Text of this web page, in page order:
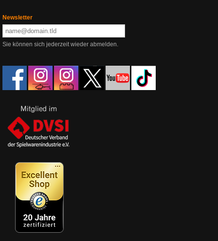
Newsletter
Sie können sich jederzeit wieder abmelden.